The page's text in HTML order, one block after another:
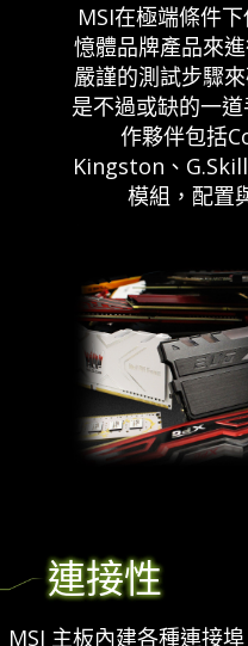
MSI在極端條件
憶體品牌產品來
嚴謹的測試步驟
是不過或缺的一
作夥伴包括
Kingston、
模組，配置
連接性
MSI 主板內建各種連接